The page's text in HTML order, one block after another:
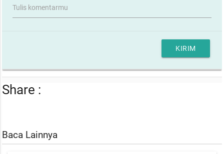
Tulis komentarmu
KIRIM
Share :
Baca Lainnya